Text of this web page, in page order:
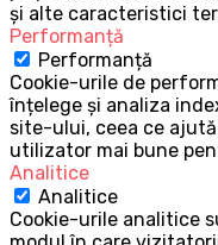
și alte caracteristici
Performanță
Performanță
Cookie-urile de
înțelege și analiza
site-ului, ceea ce
utilizator mai bune
Analitice
Analitice
Cookie-urile analitice